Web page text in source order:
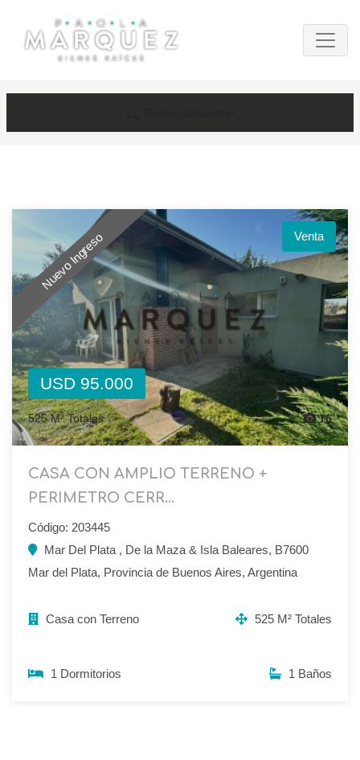
Nuevo Ingreso Venta
USD 95.000
525 M² Totales 16
CASA CON AMPLIO TERRENO +
PERIMETRO CERR...
Código: 203445
Mar Del Plata , De la Maza & Isla Baleares, B7600
Mar del Plata, Provincia de Buenos Aires, Argentina
Casa con Terreno 525 M² Totales
1 Dormitorios 1 Baños